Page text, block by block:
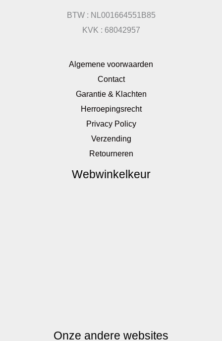
BTW : NL001664551B85
KVK : 68042957
Algemene voorwaarden
Contact
Garantie & Klachten
Herroepingsrecht
Privacy Policy
Verzending
Retourneren
Webwinkelkeur
Onze andere websites